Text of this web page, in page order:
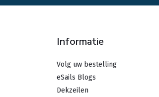
Informatie
Volg uw bestelling
eSails Blogs
Dekzeilen